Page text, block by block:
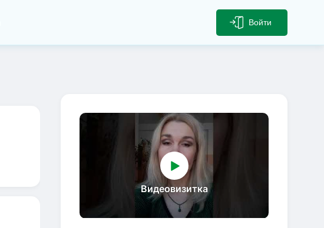
Войти
Видеовизитка